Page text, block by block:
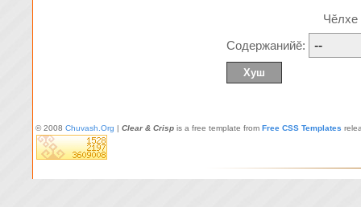
Содержанийĕ:
© 2008 Chuvash.Org | Clear & Crisp is a free template from Free CSS Templates